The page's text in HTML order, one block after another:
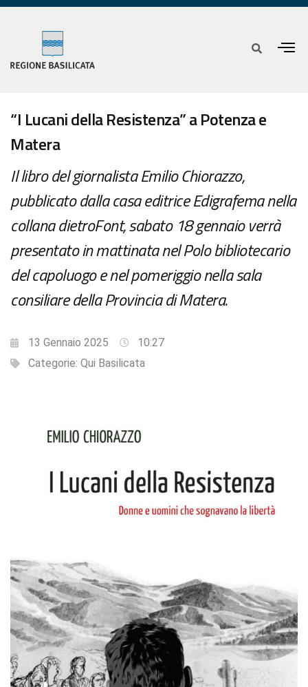
“I Lucani della Resistenza” a Potenza e
Matera
Il libro del giornalista Emilio Chiorazzo,
pubblicato dalla casa editrice Edigrafema nella
collana dietroFont, sabato 18 gennaio verrà
presentato in mattinata nel Polo bibliotecario
del capoluogo e nel pomeriggio nella sala
consiliare della Provincia di Matera.
13 Gennaio 2025
10:27
Categorie: Qui Basilicata